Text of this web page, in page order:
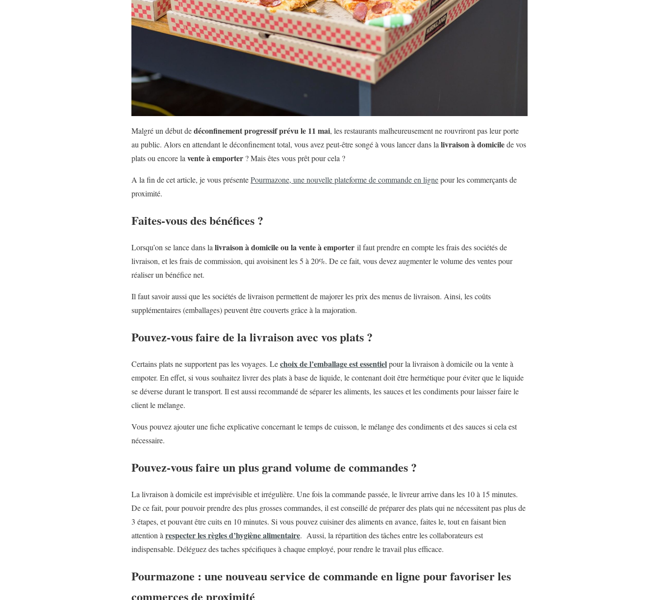
Malgré un début dedéconfinement progressif prévu le 11 mai, les restaurants malheureusement ne rouvriront pas leur porte
au public. Alors en attendant le déconfinement total, vous avez peut-être songé à vous lancer dans lalivraison à domicilede vos
plats ou encore lavente à emporter ? Mais êtes vous prêt pour cela ?
A la fin de cet article, je vous présentePourmazone, une nouvelle plateforme de commande en lignepour les commerçants de
proximité.
Faites-vous des bénéfices ?
Lorsqu’on se lance dans lalivraison à domicile ou la vente à emporter il faut prendre en compte les frais des sociétés de
livraison, et les frais de commission, qui avoisinent les 5 à 20%. De ce fait, vous devez augmenter le volume des ventes pour
réaliser un bénéfice net.
Il faut savoir aussi que les sociétés de livraison permettent de majorer les prix des menus de livraison. Ainsi, les coûts
supplémentaires (emballages) peuvent être couverts grâce à la majoration.
Pouvez-vous faire de la livraison avec vos plats ?
Certains plats ne supportent pas les voyages. Lechoix de l’emballage est essentielpour la livraison à domicile ou la vente à
empoter. En effet, si vous souhaitez livrer des plats à base de liquide, le contenant doit être hermétique pour éviter que le liquide
se déverse durant le transport. Il est aussi recommandé de séparer les aliments, les sauces et les condiments pour laisser faire le
client le mélange.
Vous pouvez ajouter une fiche explicative concernant le temps de cuisson, le mélange des condiments et des sauces si cela est
nécessaire.
Pouvez-vous faire un plus grand volume de commandes ?
La livraison à domicile est imprévisible et irrégulière. Une fois la commande passée, le livreur arrive dans les 10 à 15 minutes.
De ce fait, pour pouvoir prendre des plus grosses commandes, il est conseillé de préparer des plats qui ne nécessitent pas plus de
3 étapes, et pouvant être cuits en 10 minutes. Si vous pouvez cuisiner des aliments en avance, faites le, tout en faisant bien
attention à respecter les règles d’hygiène alimentaire. Aussi, la répartition des tâches entre les collaborateurs est
indispensable. Déléguez des taches spécifiques à chaque employé, pour rendre le travail plus efficace.
Pourmazone : une nouveau service de commande en ligne pour favoriser les
commerces de proximité